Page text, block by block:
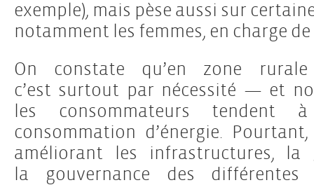
exemple), mais pèse aussi sur
notamment les femmes, en charge
On constate qu’en zone
c’est surtout par nécessité — et
les consommateurs tendent
consommation d’énergie.
améliorant les infrastructures, la
la gouvernance des différentes